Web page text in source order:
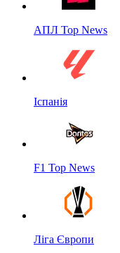
АПЛ Top News
Іспанія
F1 Top News
Ліга Європи